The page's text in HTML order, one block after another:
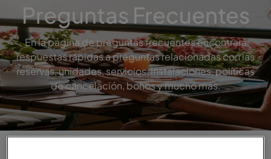
Preguntas Frecuentes
En la página de preguntas frecuentes encontrará
respuestas rápidas a preguntas relacionadas con las
reservas, unidades, servicios, instalaciones, políticas
de cancelación, bonos y mucho más.